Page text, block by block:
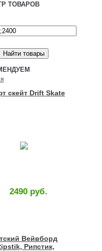
ТОВАРОВ
скейт Drift Skate
2490 руб.
Вейвборд
Рипстик,